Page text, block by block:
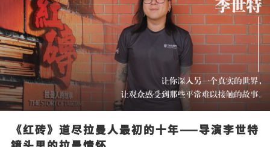
《红砖》道尽拉曼人最初的十年——导演李世特